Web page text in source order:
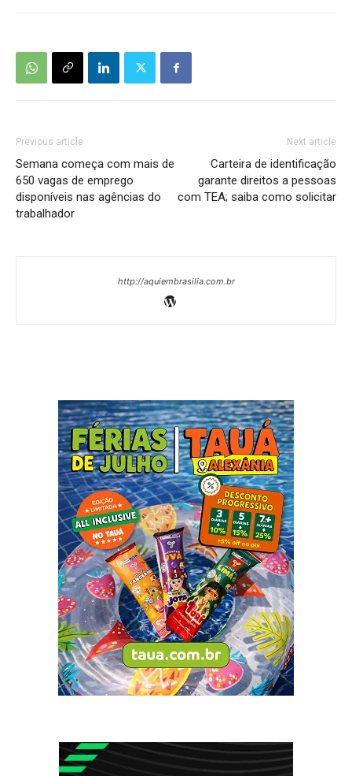
Previous article
Semana começa com mais de
650 vagas de emprego
disponíveis nas agências do
trabalhador
Next article
Carteira de identificação
garante direitos a pessoas
com TEA; saiba como solicitar
http://aquiembrasilia.com.br